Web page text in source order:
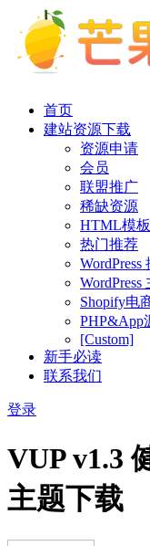
首页
建站资源下载
资源申请
会员
联盟推广
稀缺资源
HTML模板
热门推荐
WordPress
WordPress
Shopify电
PHP&App
[Custom]
新手必读
联系我们
登录
VUP v1.3
主题下载